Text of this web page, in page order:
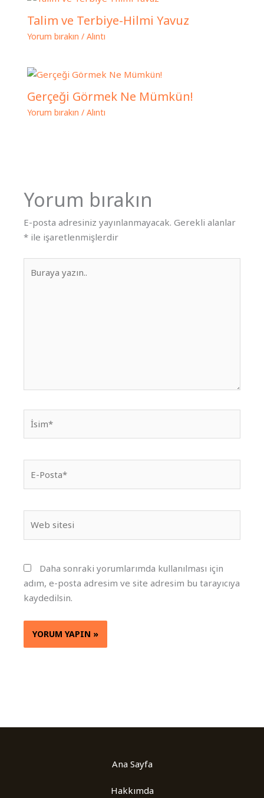
Talim ve Terbiye-Hilmi Yavuz
Yorum bırakın / Alıntı
Gerçeği Görmek Ne Mümkün!
Yorum bırakın / Alıntı
Yorum bırakın
E-posta adresiniz yayınlanmayacak. Gerekli alanlar
* ile işaretlenmişlerdir
yazın..
Posta*
sitesi
Daha sonraki yorumlarımda kullanılması için
adım, e-posta adresim ve site adresim bu tarayıcıya
kaydedilsin.
Ana Sayfa
Hakkımda